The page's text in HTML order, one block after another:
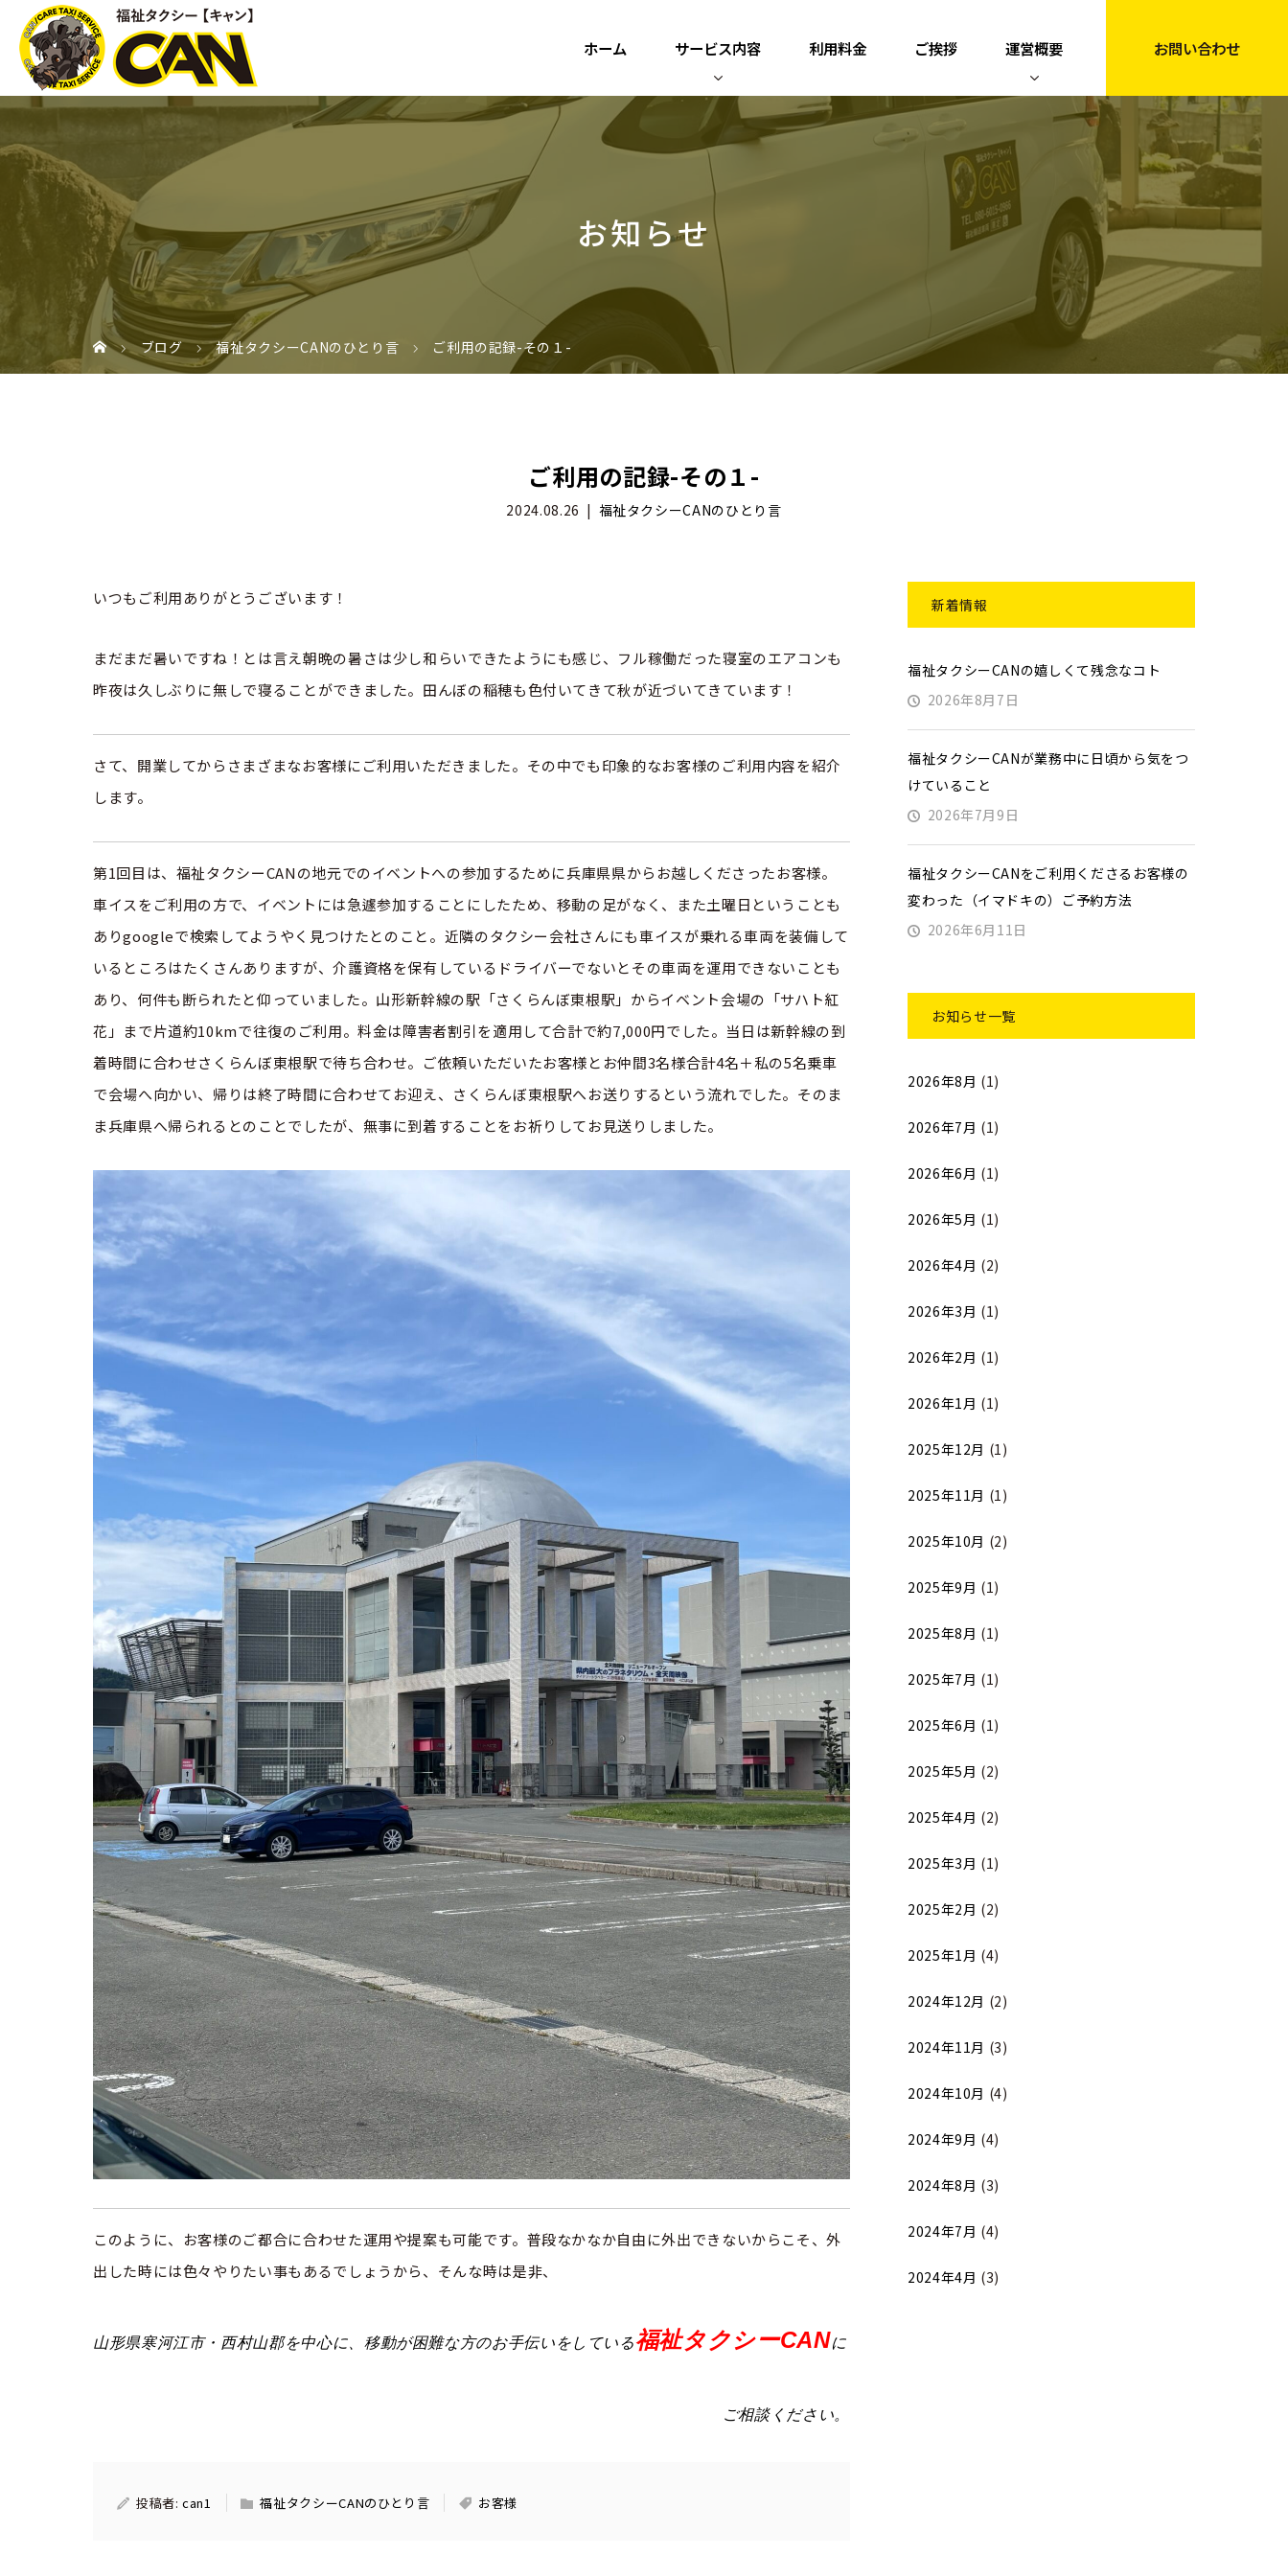
ホーム サービス内容 利用料金 ご挨拶 運営概要 お問い合わせ
お知らせ
ブログ 福祉タクシーCANのひとり言 ご利用の記録-その１-
ご利用の記録-その１-
2024.08.26 福祉タクシーCANのひとり言
いつもご利用ありがとうございます！
まだまだ暑いですね！とは言え朝晩の暑さは少し和らいできたようにも感じ、フル稼働だった寝室のエアコンも
昨夜は久しぶりに無しで寝ることができました。田んぼの稲穂も色付いてきて秋が近づいてきています！
さて、開業してからさまざまなお客様にご利用いただきました。その中でも印象的なお客様のご利用内容を紹介
します。
第1回目は、福祉タクシーCANの地元でのイベントへの参加するために兵庫県県からお越しくださったお客様。
車イスをご利用の方で、イベントには急遽参加することにしたため、移動の足がなく、また土曜日ということも
ありgoogleで検索してようやく見つけたとのこと。近隣のタクシー会社さんにも車イスが乗れる車両を装備して
いるところはたくさんありますが、介護資格を保有しているドライバーでないとその車両を運用できないことも
あり、何件も断られたと仰っていました。山形新幹線の駅「さくらんぼ東根駅」からイベント会場の「サハト紅
花」まで片道約10kmで往復のご利用。料金は障害者割引を適用して合計で約7,000円でした。当日は新幹線の到
着時間に合わせさくらんぼ東根駅で待ち合わせ。ご依頼いただいたお客様とお仲間3名様合計4名＋私の5名乗車
で会場へ向かい、帰りは終了時間に合わせてお迎え、さくらんぼ東根駅へお送りするという流れでした。そのま
ま兵庫県へ帰られるとのことでしたが、無事に到着することをお祈りしてお見送りしました。
このように、お客様のご都合に合わせた運用や提案も可能です。普段なかなか自由に外出できないからこそ、外
出した時には色々やりたい事もあるでしょうから、そんな時は是非、
山形県寒河江市・西村山郡を中心に、 移動が困難な方のお手伝いをしている福祉タクシーCANに
ご相談ください。
投稿者:can1 福祉タクシーCANのひとり言 お客様
新着情報
福祉タクシーCANの嬉しくて残念なコト
2026年8月7日
福祉タクシーCANが業務中に日頃から気をつ
けていること
2026年7月9日
福祉タクシーCANをご利用くださるお客様の
変わった（イマドキの）ご予約方法
2026年6月11日
お知らせ一覧
2026年8月 (1)
2026年7月 (1)
2026年6月 (1)
2026年5月 (1)
2026年4月 (2)
2026年3月 (1)
2026年2月 (1)
2026年1月 (1)
2025年12月 (1)
2025年11月 (1)
2025年10月 (2)
2025年9月 (1)
2025年8月 (1)
2025年7月 (1)
2025年6月 (1)
2025年5月 (2)
2025年4月 (2)
2025年3月 (1)
2025年2月 (2)
2025年1月 (4)
2024年12月 (2)
2024年11月 (3)
2024年10月 (4)
2024年9月 (4)
2024年8月 (3)
2024年7月 (4)
2024年4月 (3)